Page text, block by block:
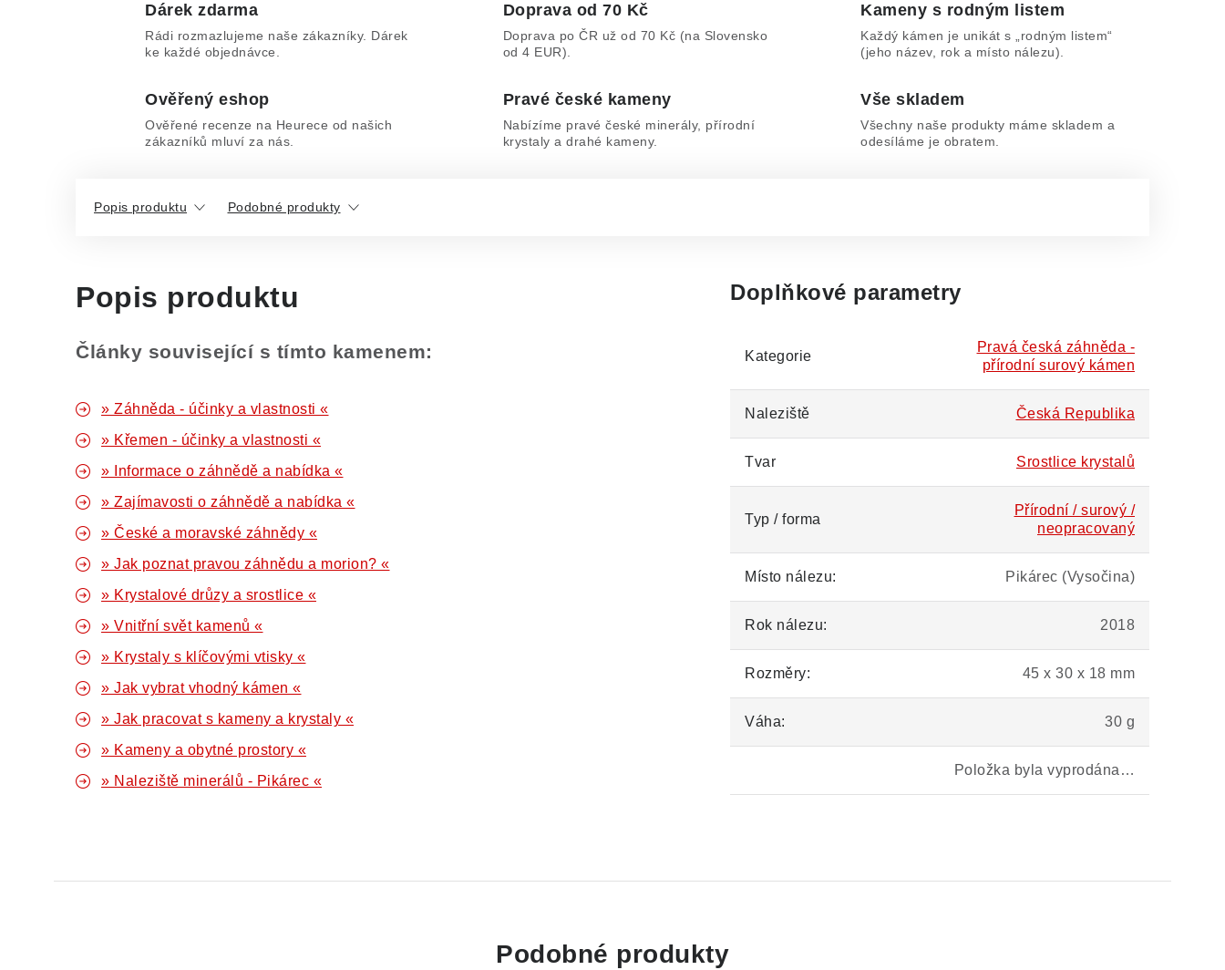
Dárek zdarma
Rádi rozmazlujeme naše zákazníky. Dárek
ke každé objednávce.
Doprava od 70 Kč
Doprava po ČR už od 70 Kč (na Slovensko
od 4 EUR).
Kameny s rodným listem
Každý kámen je unikát s „rodným listem“
(jeho název, rok a místo nálezu).
Ověřený eshop
Ověřené recenze na Heurece od našich
zákazníků mluví za nás.
Pravé české kameny
Nabízíme pravé české minerály, přírodní
krystaly a drahé kameny.
Vše skladem
Všechny naše produkty máme skladem a
odesíláme je obratem.
Popis produktu Podobné produkty
Popis produktu
Články související s tímto kamenem:
» Záhněda - účinky a vlastnosti «
» Křemen - účinky a vlastnosti «
» Informace o záhnědě a nabídka «
» Zajímavosti o záhnědě a nabídka «
» České a moravské záhnědy «
» Jak poznat pravou záhnědu a morion? «
» Krystalové drůzy a srostlice «
» Vnitřní svět kamenů «
» Krystaly s klíčovými vtisky «
» Jak vybrat vhodný kámen «
» Jak pracovat s kameny a krystaly «
» Kameny a obytné prostory «
» Naleziště minerálů - Pikárec «
Doplňkové parametry
Kategorie
Pravá česká záhněda -
přírodní surový kámen
Naleziště Česká Republika
Tvar Srostlice krystalů
Typ / forma
Přírodní / surový /
neopracovaný
Místo nálezu: Pikárec (Vysočina)
Rok nálezu: 2018
Rozměry: 45 x 30 x 18 mm
Váha: 30 g
Položka byla vyprodána…
Podobné produkty